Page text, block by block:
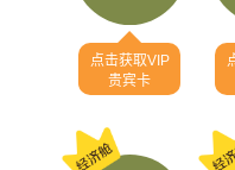
点击获取VIP
贵宾卡